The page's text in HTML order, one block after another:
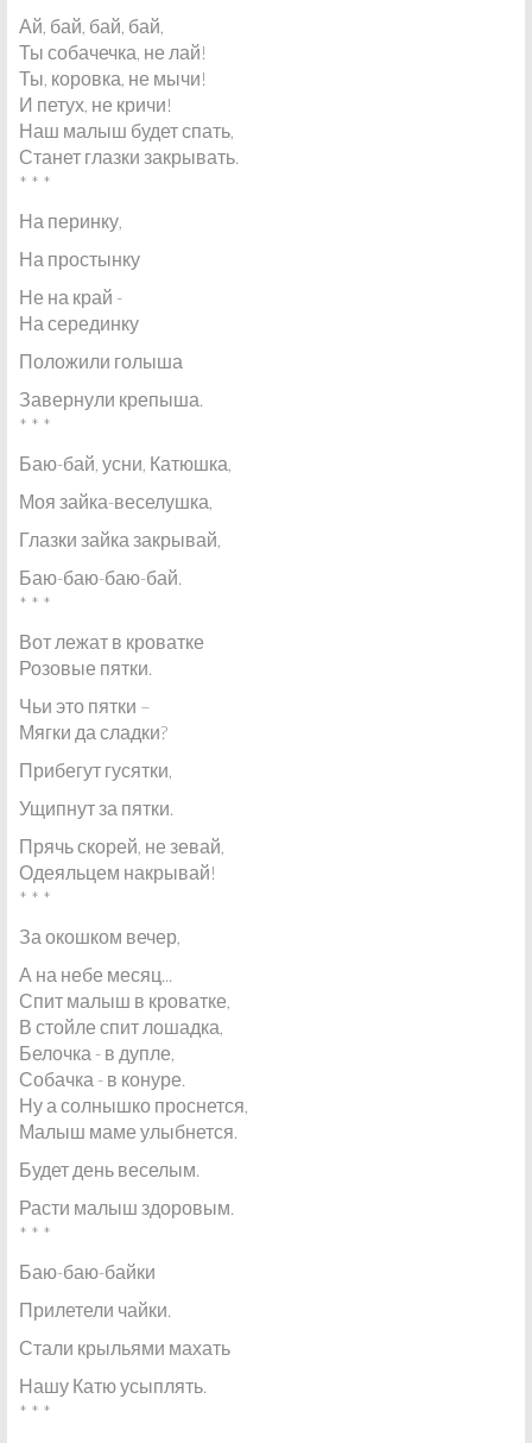
Ай, бай, бай, бай,
Ты собачечка, не лай!
Ты, коровка, не мычи!
И петух, не кричи!
Наш малыш будет спать,
Станет глазки закрывать.
* * *
На перинку,
На простынку
Не на край -
На серединку
Положили голыша
Завернули крепыша.
* * *
Баю-бай, усни, Катюшка,
Моя зайка-веселушка,
Глазки зайка закрывай,
Баю-баю-баю-бай.
* * *
Вот лежат в кроватке
Розовые пятки.
Чьи это пятки –
Мягки да сладки?
Прибегут гусятки,
Ущипнут за пятки.
Прячь скорей, не зевай,
Одеяльцем накрывай!
* * *
За окошком вечер,
А на небе месяц...
Спит малыш в кроватке,
В стойле спит лошадка,
Белочка - в дупле,
Собачка - в конуре.
Ну а солнышко проснется,
Малыш маме улыбнется.
Будет день веселым.
Расти малыш здоровым.
* * *
Баю-баю-байки
Прилетели чайки.
Стали крыльями махать
Нашу Катю усыплять.
* * *